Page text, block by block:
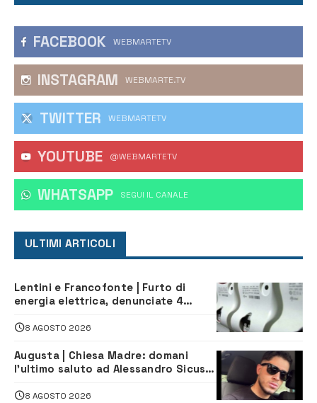
FACEBOOK WEBMARTETV
INSTAGRAM WEBMARTE.TV
TWITTER WEBMARTETV
YOUTUBE @WEBMARTETV
WHATSAPP ‎SEGUI IL CANALE
ULTIMI ARTICOLI
Lentini e Francofonte | Furto di
energia elettrica, denunciate 4
8 AGOSTO 2026
Augusta | Chiesa Madre: domani
l’ultimo saluto ad Alessandro Sicuso,
8 AGOSTO 2026